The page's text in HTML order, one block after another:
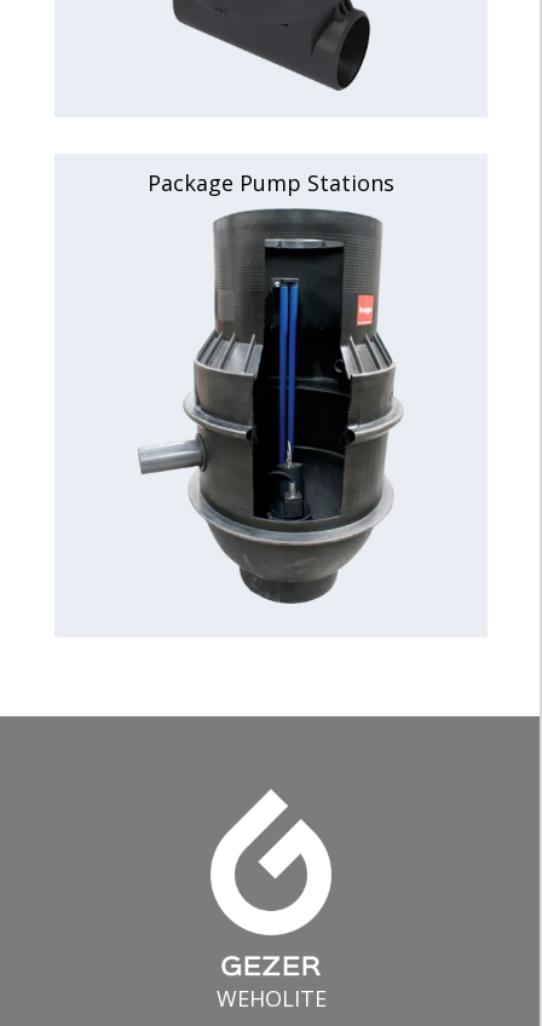
Package Pump Stations
WEHOLITE